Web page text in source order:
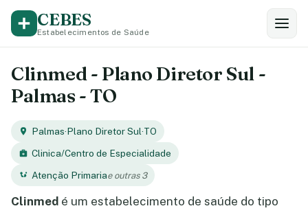
CEBES
Estabelecimentos de Saúde
Clinmed - Plano Diretor Sul -
Palmas - TO
Palmas·Plano Diretor Sul·TO
Clinica/Centro de Especialidade
Atenção Primariae outras 3
Clinmed é um estabelecimento de saúde do tipo